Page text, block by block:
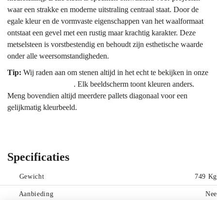
waar een strakke en moderne uitstraling centraal staat. Door de
egale kleur en de vormvaste eigenschappen van het waalformaat
ontstaat een gevel met een rustig maar krachtig karakter. Deze
metselsteen is vorstbestendig en behoudt zijn esthetische waarde
onder alle weersomstandigheden.
Tip: Wij raden aan om stenen altijd in het echt te bekijken in onze
. Elk beeldscherm toont kleuren anders.
Meng bovendien altijd meerdere pallets diagonaal voor een
gelijkmatig kleurbeeld.
diepzwart. In tegenstelling tot lichtere stenen absorbeert deze kleur
het licht, en dat geeft een massief en robuust gevelbeeld.
Afhankelijk van de lichtinval kunnen er subtiele nuances van
donkergrijs zichtbaar worden, maar de hoofdtoon blijft
Specificaties
Gewicht 749 Kg
Aanbieding Nee